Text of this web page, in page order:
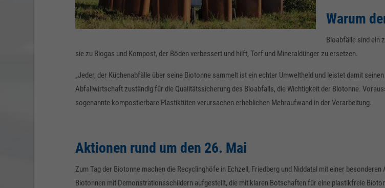
Warum
Bioabfälle sind ein
sie zu Biogas und Kompost, der Böden verbessert und hilft, Torf und Mineraldünger zu ersetzen.
„Jeder, der Küchenabfälle über seine Biotonne sammelt ist ein echter Umweltheld und leistet damit
Abfallwirtschaft zuständig für die Qualitätssicherung des Bioabfalls, die Wichtigkeit der Biotonne.
sogenannte kompostierbare Plastiktüten verursachen erheblichen Mehraufwand in der Verarbeitung.
Aktionen rund um den 26. Mai
Zum Tag der Biotonne machen die Recyclinghöfe in Echzell, Friedberg und Niddatal mit einer
Biotonnen mit Demonstrationsschildern aufgestellt, die mit klaren Botschaften für eine plastikfreie